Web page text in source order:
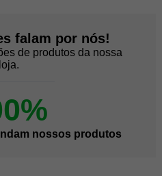
falam por nós!
de produtos da nossa
loja.
nossos produtos